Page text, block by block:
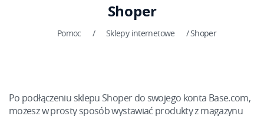
Przegląd funkcji
Produkty
Wielkość firmy
Dla rozwijających się biznesów
Shoper
Pomoc / Sklepy internetowe /Shoper
Po podłączeniu sklepu Shoper do swojego konta Base.com,
możesz w prosty sposób wystawiać produkty z magazynu